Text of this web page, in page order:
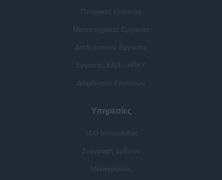
Πτυχιακές Εργασίες
Μεταπτυχιακές Εργασίες
Διπλωματικές Εργασίες
Εργασίες ΕΑΠ - ΑΠΚΥ
Διορθώσεις Εργασιών
Υπηρεσίες
SEO Ιστοσελίδας
Συγγραφή άρθρων
Μεταφράσεις